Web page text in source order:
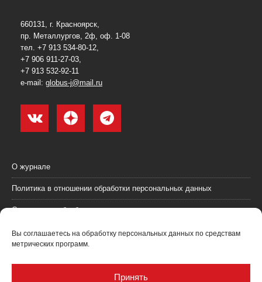
Вы соглашаетесь на обработку персональных данных по средствам
метрических программ.
Принять
660131, г. Красноярск,
пр. Металлургов, 2ф, оф. 1-08
тел. +7 913 534-80-12,
+7 906 911-27-03,
+7 913 532-92-11
e-mail: globus-j@mail.ru
О журнале
Политика в отношении обработки персональных данных
Согласие на обработку персональных данных
Пользовательское соглашение (оферта)